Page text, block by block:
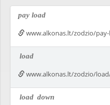
pay load
www.alkonas.lt/zodzio/
load
www.alkonas.lt/zodzio/
load down